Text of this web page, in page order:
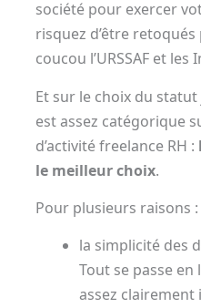
société pour exercer
risquez d’être
coucou l’URSSAF et les
Et sur le choix du
est assez catégorique
d’activité freelance RH :
le meilleur choix.
Pour plusieurs raisons :
la simplicité des
Tout se passe
assez clairement